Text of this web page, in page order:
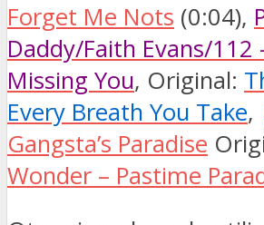
Forget Me Nots (0:04),
Daddy/Faith Evans/112
Missing You, Original:
Every Breath You Take,
Gangsta’s Paradise
Wonder – Pastime